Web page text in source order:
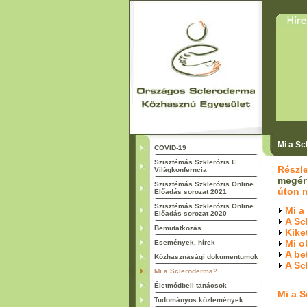
COVID-19
Szisztémás Szklerózis E
Világkonferncia
Szisztémás Szklerózis Online
Előadás sorozat 2021
Szisztémás Szklerózis Online
Előadás sorozat 2020
Bemutatkozás
Események, hírek
Közhasznásági dokumentumok
Mi a Scleroderma?
Életmódbeli tanácsok
Tudományos közlemények
Mi a
úton
Mi
A
Mi
A
A
Mi a